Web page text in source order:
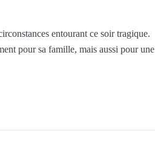
entourant ce soir tragique.
pour sa famille, mais aussi pour une